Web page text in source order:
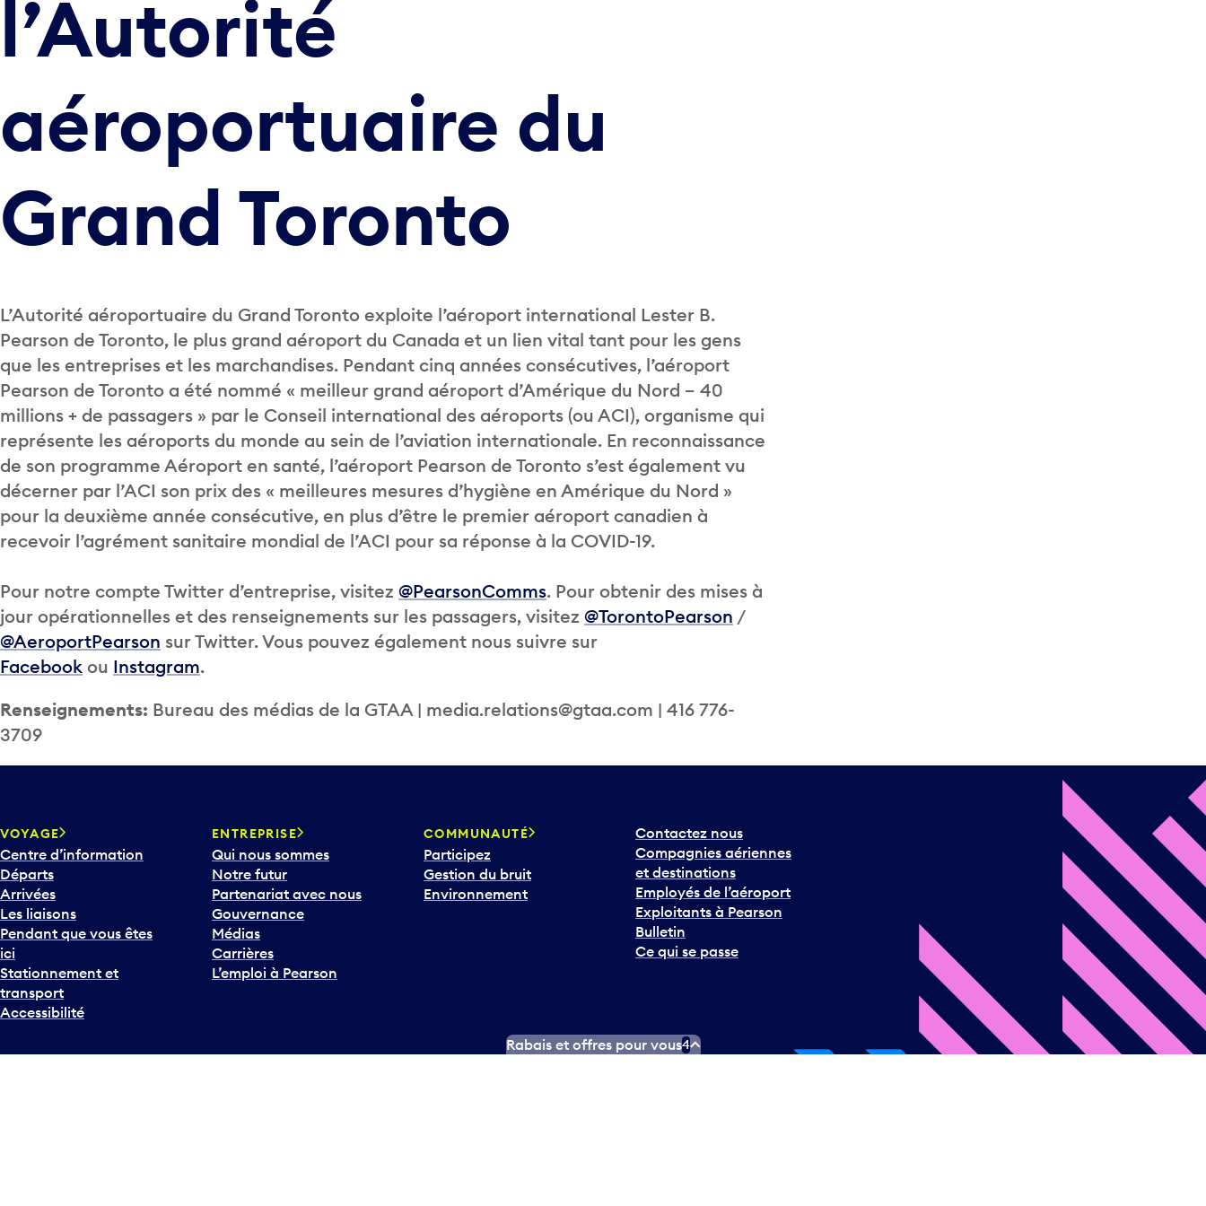
l’Autorité
aéroportuaire du
Grand Toronto
L’Autorité aéroportuaire du Grand Toronto exploite l’aéroport international Lester B.
Pearson de Toronto, le plus grand aéroport du Canada et un lien vital tant pour les gens
que les entreprises et les marchandises. Pendant cinq années consécutives, l’aéroport
Pearson de Toronto a été nommé « meilleur grand aéroport d’Amérique du Nord – 40
millions + de passagers » par le Conseil international des aéroports (ou ACI), organisme qui
représente les aéroports du monde au sein de l’aviation internationale. En reconnaissance
de son programme Aéroport en santé, l’aéroport Pearson de Toronto s’est également vu
décerner par l’ACI son prix des « meilleures mesures d’hygiène en Amérique du Nord »
pour la deuxième année consécutive, en plus d’être le premier aéroport canadien à
recevoir l’agrément sanitaire mondial de l’ACI pour sa réponse à la COVID-19.
Pour notre compte Twitter d’entreprise, visitez @PearsonComms. Pour obtenir des mises à
jour opérationnelles et des renseignements sur les passagers, visitez @TorontoPearson /
@AeroportPearson sur Twitter. Vous pouvez également nous suivre sur
Facebook ou Instagram.
Renseignements: Bureau des médias de la GTAA | media.relations@gtaa.com | 416 776-
3709
VOYAGE
Centre d’information
Départs
Arrivées
Les liaisons
Pendant que vous êtes
ici
Stationnement et
transport
Accessibilité
ENTREPRISE
Qui nous sommes
Notre futur
Partenariat avec nous
Gouvernance
Médias
Carrières
L’emploi à Pearson
COMMUNAUTÉ
Participez
Gestion du bruit
Environnement
Contactez nous
Compagnies aériennes
et destinations
Employés de l’aéroport
Exploitants à Pearson
Bulletin
Ce qui se passe
Rabais et offres pour vous4